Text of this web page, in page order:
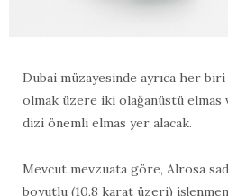
Dubai müzayesinde ayrıca her biri
olmak üzere iki olağanüstü
dizi önemli elmas yer alacak.
Mevcut mevzuata göre, Alrosa
boyutlu (10,8 karat üzeri)